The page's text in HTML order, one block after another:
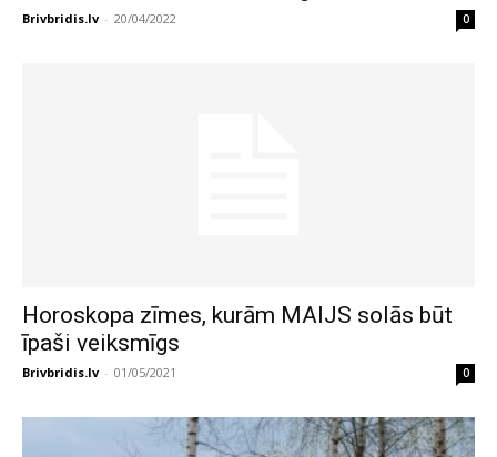
Brivbridis.lv - 20/04/2022 0
Horoskopa zīmes, kurām MAIJS solās būt
īpaši veiksmīgs
Brivbridis.lv - 01/05/2021 0